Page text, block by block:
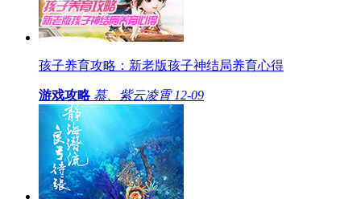
孩子养育攻略：新老版孩子神结局养育心得
游戏攻略 慕、紫云凌霄 12-09